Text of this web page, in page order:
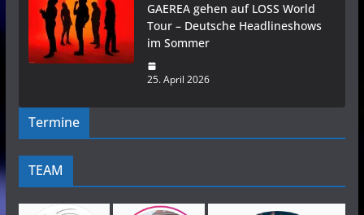
GAEREA gehen auf LOSS World
Tour – Deutsche Headlineshows
im Sommer
25. April 2026
Termine
TEAM